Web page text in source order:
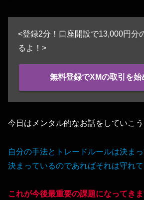
<登録2分！口座開設で13,000円分
るよ！>
無料登録でXMの取引を始
今日はメンタル的なお話をしていこう
自分の手法とトレードルールは決ま
決まっているのであればそれは守れ
これが今後最重要の課題になってきま